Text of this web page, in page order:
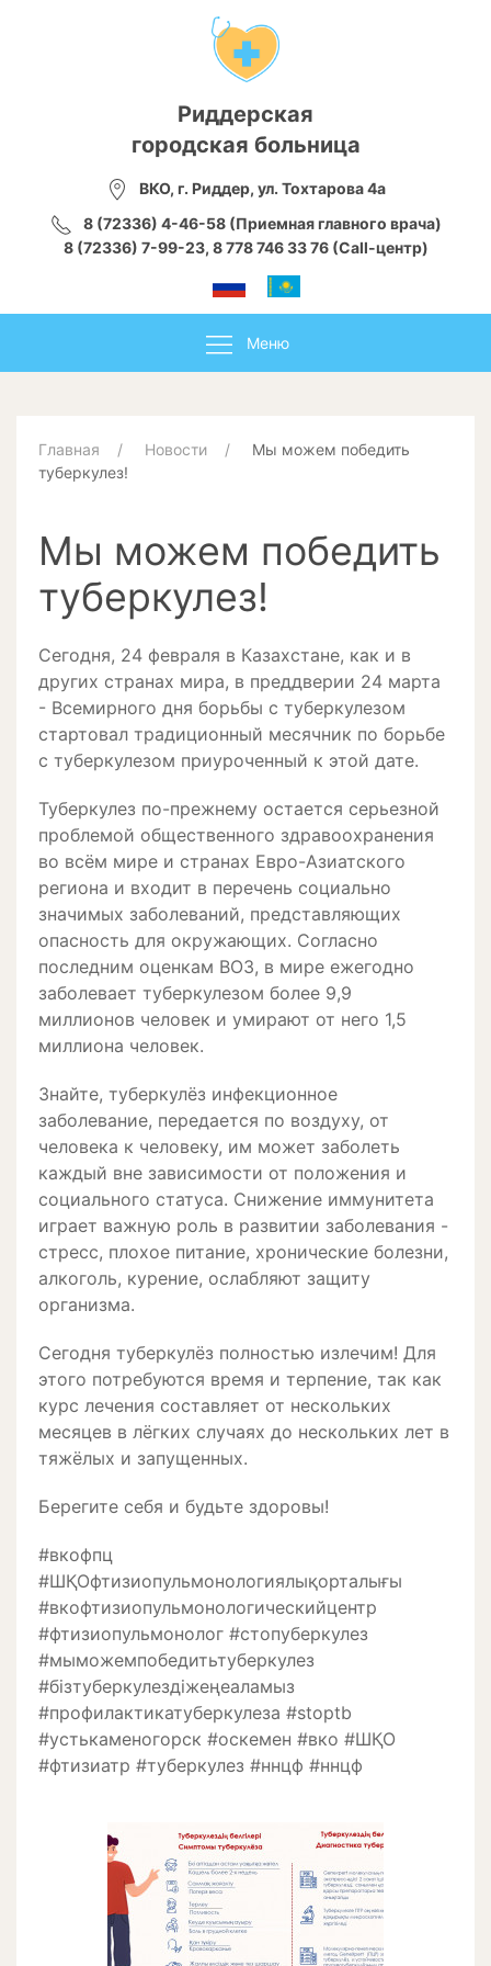
Риддерская
городская больница
ВКО, г. Риддер, ул. Тохтарова 4а
8 (72336) 4-46-58 (Приемная главного врача)
8 (72336) 7-99-23, 8 778 746 33 76 (Call-центр)
Меню
Главная Новости
Мы можем победить
туберкулез!
Мы можем победить
туберкулез!
Сегодня, 24 февраля в Казахстане, как и в
других странах мира, в преддверии 24 марта
- Всемирного дня борьбы с туберкулезом
стартовал традиционный месячник по борьбе
с туберкулезом приуроченный к этой дате.
Туберкулез по-прежнему остается серьезной
проблемой общественного здравоохранения
во всём мире и странах Евро-Азиатского
региона и входит в перечень социально
значимых заболеваний, представляющих
опасность для окружающих. Согласно
последним оценкам ВОЗ, в мире ежегодно
заболевает туберкулезом более 9,9
миллионов человек и умирают от него 1,5
миллиона человек.
Знайте, туберкулёз инфекционное
заболевание, передается по воздуху, от
человека к человеку, им может заболеть
каждый вне зависимости от положения и
социального статуса. Снижение иммунитета
играет важную роль в развитии заболевания -
стресс, плохое питание, хронические болезни,
алкоголь, курение, ослабляют защиту
организма.
Сегодня туберкулёз полностью излечим! Для
этого потребуются время и терпение, так как
курс лечения составляет от нескольких
месяцев в лёгких случаях до нескольких лет в
тяжёлых и запущенных.
Берегите себя и будьте здоровы!
#вкофпц
#ШҚОфтизиопульмонологиялықорталығы
#вкофтизиопульмонологическийцентр
#фтизиопульмонолог #стопуберкулез
#мыможемпобедитьтуберкулез
#бізтуберкулездіжеңеаламыз
#профилактикатуберкулеза #stoptb
#устькаменогорск #оскемен #вко #ШҚО
#фтизиатр #туберкулез #ннцф #ннцф